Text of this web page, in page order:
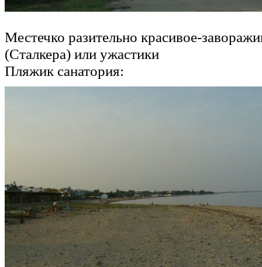
Местечко разительно красивое-
(Сталкера) или ужастики
Пляжик санатория: